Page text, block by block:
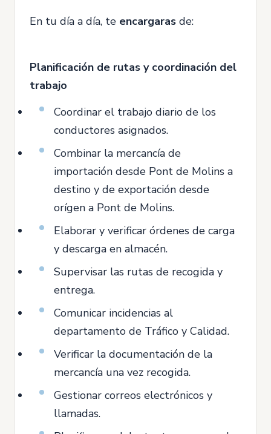
En tu día a día, te encargaras de:
Planificación de rutas y coordinación del
trabajo
Coordinar el trabajo diario de los
conductores asignados.
Combinar la mercancía de
importación desde Pont de Molins a
destino y de exportación desde
orígen a Pont de Molins.
Elaborar y verificar órdenes de carga
y descarga en almacén.
Supervisar las rutas de recogida y
entrega.
Comunicar incidencias al
departamento de Tráfico y Calidad.
Verificar la documentación de la
mercancía una vez recogida.
Gestionar correos electrónicos y
llamadas.